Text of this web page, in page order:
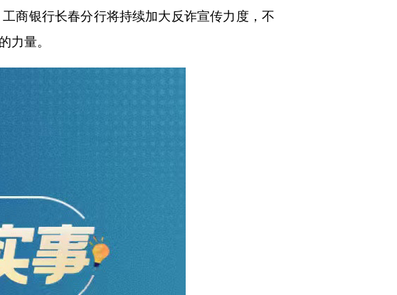
银行长春分行将持续加大反诈宣传力度，不
量。